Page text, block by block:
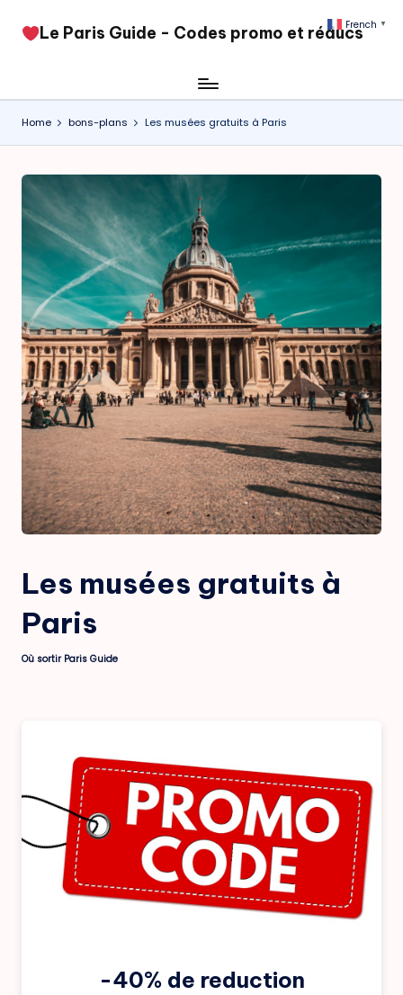
Skip
​Le Paris Guide - Codes promo et réducs
Home bons-plans Les musées gratuits à Paris
Les musées gratuits à
Paris
Posted
Où sortir Paris Guide
-40% de reduction
French ▼